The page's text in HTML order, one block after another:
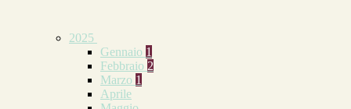
2025
Gennaio 1
Febbraio 2
Marzo 1
Aprile